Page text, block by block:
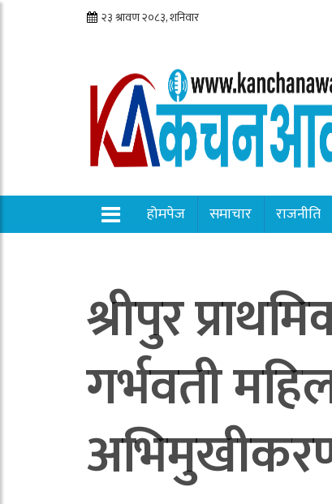
होमपेज समाचार राजनीति
श्रीपुर
गर्भवती